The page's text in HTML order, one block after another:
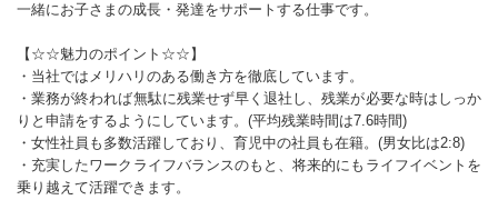
一緒にお子さまの成長・発達をサポートする仕事です。
【☆☆魅力のポイント☆☆】
・当社ではメリハリのある働き方を徹底しています。
・業務が終われば無駄に残業せず早く退社し、残業が必要な時はしっか
りと申請をするようにしています。(平均残業時間は7.6時間)
・女性社員も多数活躍しており、育児中の社員も在籍。(男女比は2:8)
・充実したワークライフバランスのもと、将来的にもライフイベントを
乗り越えて活躍できます。